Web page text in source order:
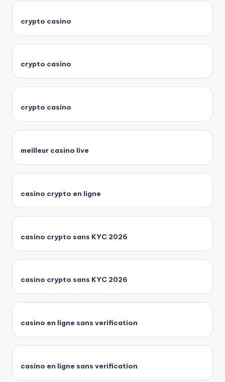
crypto casino
crypto casino
crypto casino
meilleur casino live
casino crypto en ligne
casino crypto sans KYC 2026
casino crypto sans KYC 2026
casino en ligne sans verification
casino en ligne sans verification